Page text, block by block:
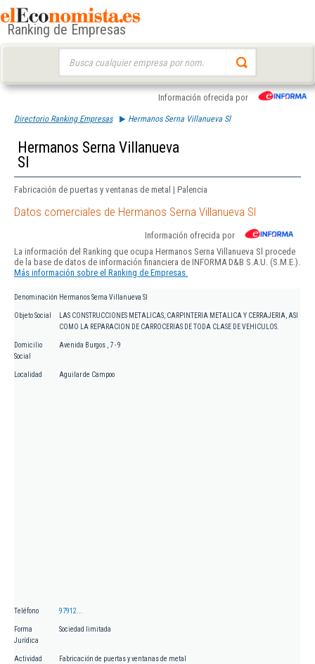
Ranking de Empresas
Información ofrecida por
Directorio Ranking Empresas Hermanos Serna Villanueva Sl
Hermanos Serna Villanueva
Sl
Fabricación de puertas y ventanas de metal | Palencia
Datos comerciales de Hermanos Serna Villanueva Sl
Información ofrecida por
La información del Ranking que ocupa Hermanos Serna Villanueva Sl procede
de la base de datos de información financiera de INFORMA D&B S.A.U. (S.M.E.).
Más información sobre el Ranking de Empresas.
Denominación Hermanos Serna Villanueva Sl
Objeto Social
LAS CONSTRUCCIONES METALICAS, CARPINTERIA METALICA Y CERRAJERIA, ASI
COMO LA REPARACION DE CARROCERIAS DE TODA CLASE DE VEHICULOS.
Domicilio
Social
Avenida Burgos , 7 - 9
Localidad Aguilar de Campoo
Teléfono 97912...
Forma
Jurídica
Sociedad limitada
Actividad Fabricación de puertas y ventanas de metal